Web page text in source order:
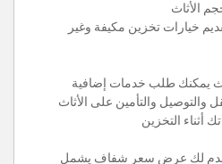
الأثاث
خيارات تخزين مكيفة وغير
يمكنك طلب خدمات إضافية
والتوصيل والتأمين على الأثاث
أثناء التخزين
لك عرض سعر شفاف يشمل